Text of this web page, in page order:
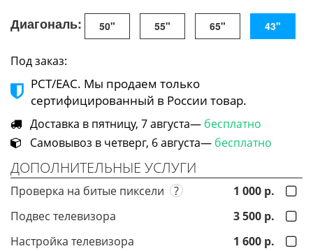
Диагональ: 50" 55" 65" 43"
Под заказ:
РСТ/ЕАС. Мы продаем только
сертифицированный в России товар.
Доставка в пятницу, 7 августа— бесплатно
Самовывоз в четверг, 6 августа— бесплатно
ДОПОЛНИТЕЛЬНЫЕ УСЛУГИ
Проверка на битые пиксели ?
1 000 р.
Подвес телевизора
3 500 р.
Настройка телевизора
1 600 р.